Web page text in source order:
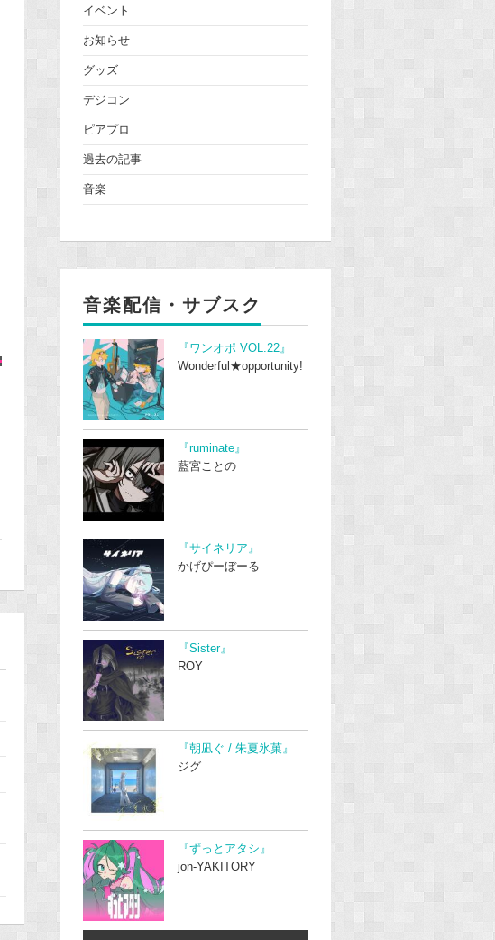
イベント
お知らせ
グッズ
デジコン
ピアプロ
過去の記事
音楽
音楽配信・サブスク
『ワンオポ VOL.22』
Wonderful★opportunity!
『ruminate』
藍宮ことの
『サイネリア』
かげぴーぼーる
『Sister』
ROY
『朝凪ぐ / 朱夏氷菓』
ジグ
『ずっとアタシ』
jon-YAKITORY